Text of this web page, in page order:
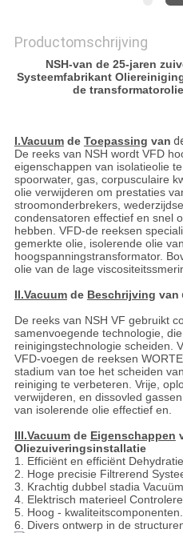
Productomschrijving
NSH-van de 25-jaren
Systeemfabrikant
de
I.Vacuumde Toepassing van
De reeks van NSH wordt VFD
eigenschappen van isolatieolie
spoorwater, gas, corpusculaire
olie verwijderen om prestaties
stroomonderbrekers,
condensatoren effectief en snel
hebben. VFD-de reeksen
gemerkte olie, isolerende olie
hoogspanningstransformator.
olie van de lage
II.Vacuumde Beschrijving van
De reeks van NSH VF gebruikt
samenvoegende technologie,
reinigingstechnologie scheiden.
VFD-voegen de reeksen
stadium van toe het scheiden
reiniging te verbeteren. Vrije,
verwijderen, en dissovled
van isolerende olie effectief en.
III.Vacuumde Eigenschappen
Oliezuiveringsinstallatie
1. Efficiënt en efficiënt
2. Hoge precisie Filtrerend
3. Krachtig dubbel stadia
4. Elektrisch materieel
5. Hoog - kwaliteitscomponenten.
6. Divers ontwerp in de